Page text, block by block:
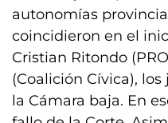
autonomías
coincidieron en el
Cristian Ritondo
(Coalición Cívica),
la Cámara baja. En